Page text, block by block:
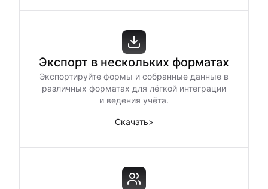
Экспорт в нескольких форматах
Экспортируйте формы и собранные данные в
различных форматах для лёгкой интеграции
и ведения учёта.
Скачать>